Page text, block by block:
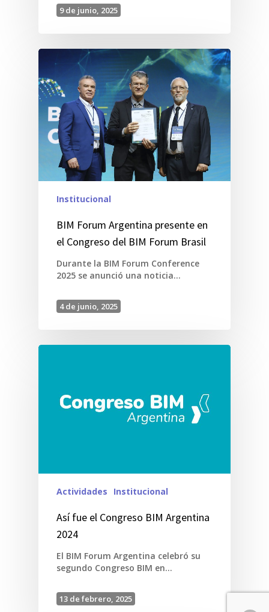
9 de junio, 2025
Institucional
BIM Forum Argentina presente en
el Congreso del BIM Forum Brasil
Durante la BIM Forum Conference
2025 se anunció una noticia…
4 de junio, 2025
Actividades Institucional
Así fue el Congreso BIM Argentina
2024
El BIM Forum Argentina celebró su
segundo Congreso BIM en…
13 de febrero, 2025